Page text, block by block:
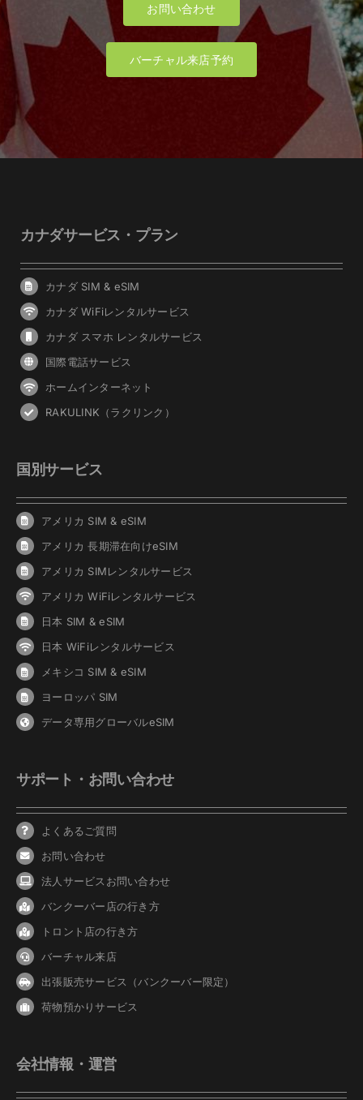
お問い合わせ
バーチャル来店予約
カナダサービス・プラン
カナダ SIM & eSIM
カナダ WiFiレンタルサービス
カナダ スマホ レンタルサービス
国際電話サービス
ホームインターネット
RAKULINK（ラクリンク）
国別サービス
アメリカ SIM & eSIM
アメリカ 長期滞在向けeSIM
アメリカ SIMレンタルサービス
アメリカ WiFiレンタルサービス
日本 SIM & eSIM
日本 WiFiレンタルサービス
メキシコ SIM & eSIM
ヨーロッパ SIM
データ専用グローバルeSIM
サポート・お問い合わせ
よくあるご質問
お問い合わせ
法人サービスお問い合わせ
バンクーバー 店の行き方
トロント店の行き方
バーチャル来店
出張販売サービス（バンクーバー限定）
荷物預かりサービス
会社情報・運営